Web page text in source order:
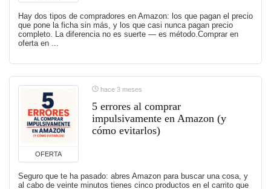
Hay dos tipos de compradores en Amazon: los que pagan el precio
que pone la ficha sin más, y los que casi nunca pagan precio
completo. La diferencia no es suerte — es método.Comprar en
oferta en ...
OFERTA
hace 3 meses
5 errores al comprar
impulsivamente en Amazon (y
cómo evitarlos)
Seguro que te ha pasado: abres Amazon para buscar una cosa, y
al cabo de veinte minutos tienes cinco productos en el carrito que